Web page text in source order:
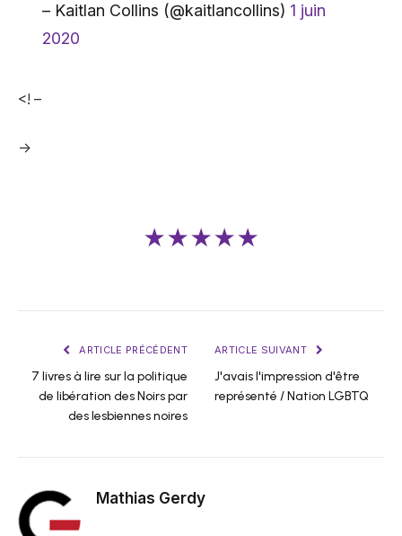
– Kaitlan Collins (@kaitlancollins) 1 juin
2020
<! –
->
★★★★★
ARTICLE PRÉCÉDENT
7 livres à lire sur la politique
de libération des Noirs par
des lesbiennes noires
ARTICLE SUIVANT
J'avais l'impression d'être
représenté / Nation LGBTQ
Mathias Gerdy